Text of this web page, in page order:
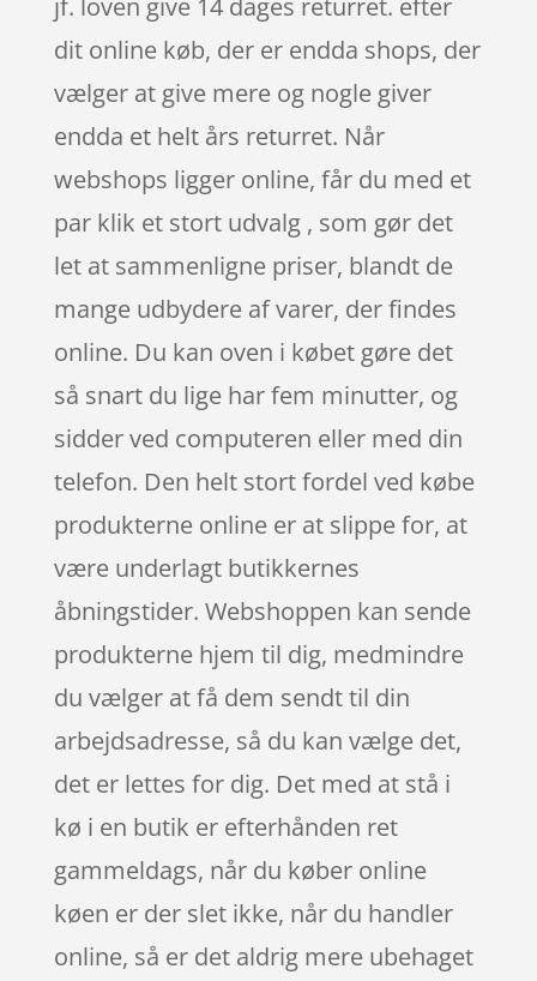
dit online køb, der er endda shops, der
vælger at give mere og nogle giver
endda et helt års returret. Når
webshops ligger online, får du med et
par klik et stort udvalg , som gør det
let at sammenligne priser, blandt de
mange udbydere af varer, der findes
online. Du kan oven i købet gøre det
så snart du lige har fem minutter, og
sidder ved computeren eller med din
telefon. Den helt stort fordel ved købe
produkterne online er at slippe for, at
være underlagt butikkernes
åbningstider. Webshoppen kan sende
produkterne hjem til dig, medmindre
du vælger at få dem sendt til din
arbejdsadresse, så du kan vælge det,
det er lettes for dig. Det med at stå i
kø i en butik er efterhånden ret
gammeldags, når du køber online
køen er der slet ikke, når du handler
online, så er det aldrig mere ubehaget